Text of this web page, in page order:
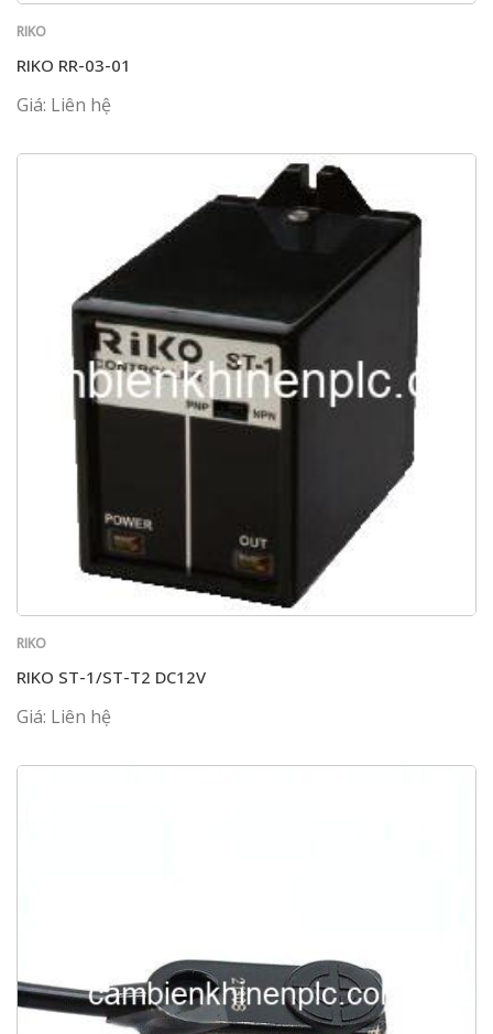
RIKO
RIKO RR-03-01
Giá: Liên hệ
RIKO
RIKO ST-1/ST-T2 DC12V
Giá: Liên hệ